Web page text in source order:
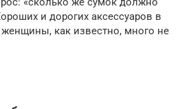
и дорогих аксессуаров в
как известно, много не